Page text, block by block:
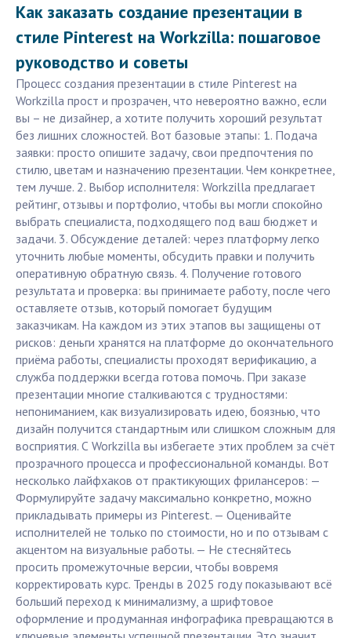
Как заказать создание презентации в
стиле Pinterest на Workzilla: пошаговое
руководство и советы
Процесс создания презентации в стиле Pinterest на
Workzilla прост и прозрачен, что невероятно важно, если
вы – не дизайнер, а хотите получить хороший результат
без лишних сложностей. Вот базовые этапы: 1. Подача
заявки: просто опишите задачу, свои предпочтения по
стилю, цветам и назначению презентации. Чем конкретнее,
тем лучше. 2. Выбор исполнителя: Workzilla предлагает
рейтинг, отзывы и портфолио, чтобы вы могли спокойно
выбрать специалиста, подходящего под ваш бюджет и
задачи. 3. Обсуждение деталей: через платформу легко
уточнить любые моменты, обсудить правки и получить
оперативную обратную связь. 4. Получение готового
результата и проверка: вы принимаете работу, после чего
оставляете отзыв, который помогает будущим
заказчикам. На каждом из этих этапов вы защищены от
рисков: деньги хранятся на платформе до окончательного
приёма работы, специалисты проходят верификацию, а
служба поддержки всегда готова помочь. При заказе
презентации многие сталкиваются с трудностями:
непониманием, как визуализировать идею, боязнью, что
дизайн получится стандартным или слишком сложным для
восприятия. С Workzilla вы избегаете этих проблем за счёт
прозрачного процесса и профессиональной команды. Вот
несколько лайфхаков от практикующих фрилансеров: —
Формулируйте задачу максимально конкретно, можно
прикладывать примеры из Pinterest. — Оценивайте
исполнителей не только по стоимости, но и по отзывам с
акцентом на визуальные работы. — Не стесняйтесь
просить промежуточные версии, чтобы вовремя
корректировать курс. Тренды в 2025 году показывают всё
больший переход к минимализму, а шрифтовое
оформление и продуманная инфографика превращаются в